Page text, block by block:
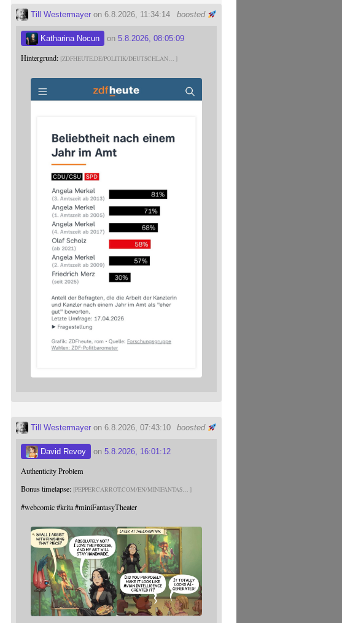
boosted
Till Westermayer on 6.8.2026, 11:34:14
Katharina Nocun on5.8.2026, 08:05:09
Hintergrund: ZDFHEUTE.DE/POLITIK/DEUTSCHLAN
boosted
Till Westermayer on 6.8.2026, 07:43:10
David Revoy on5.8.2026, 16:01:12
Authenticity Problem
Bonus timelapse: PEPPERCARROT.COM/EN/MINIFANTAS
#webcomic #krita #miniFantasyTheater